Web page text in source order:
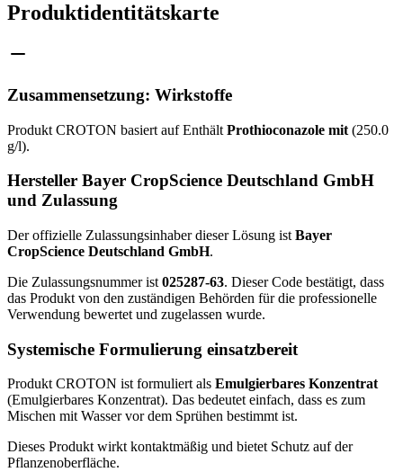
Produktidentitätskarte
Zusammensetzung: Wirkstoffe
Produkt CROTON basiert auf Enthält Prothioconazole mit (250.0
g/l).
Hersteller Bayer CropScience Deutschland GmbH
und Zulassung
Der offizielle Zulassungsinhaber dieser Lösung ist Bayer
CropScience Deutschland GmbH.
Die Zulassungsnummer ist 025287-63. Dieser Code bestätigt, dass
das Produkt von den zuständigen Behörden für die professionelle
Verwendung bewertet und zugelassen wurde.
Systemische Formulierung einsatzbereit
Produkt CROTON ist formuliert als Emulgierbares Konzentrat
(Emulgierbares Konzentrat). Das bedeutet einfach, dass es zum
Mischen mit Wasser vor dem Sprühen bestimmt ist.
Dieses Produkt wirkt kontaktmäßig und bietet Schutz auf der
Pflanzenoberfläche.